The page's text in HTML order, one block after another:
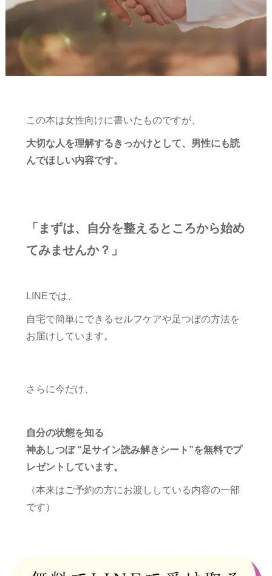
この本は女性向けに書いたものですが、
大切な人を理解するきっかけとして、男性にも読
んでほしい内容です。
「まずは、自分を整えるところから始め
てみませんか？」
LINEでは、
自宅で簡単にできるセルフケアや足つぼの方法を
お届けしています。
さらに今だけ、
自分の状態を知る
神あしつぼ “足サイン読み解きシート”を無料でプ
レゼントしています。
（本来はご予約の方にお渡ししている内容の一部
です）